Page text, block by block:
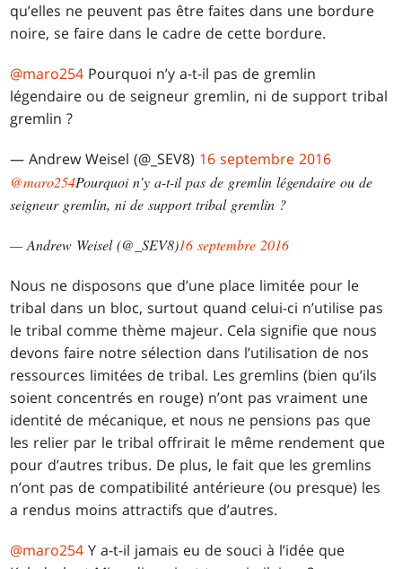
qu’elles ne peuvent pas être faites dans une bordure
noire, se faire dans le cadre de cette bordure.
@maro254 Pourquoi n’y a-t-il pas de gremlin
légendaire ou de seigneur gremlin, ni de support tribal
gremlin ?
— Andrew Weisel (@_SEV8) 16 septembre 2016
@maro254Pourquoi n’y a-t-il pas de gremlin légendaire ou de
seigneur gremlin, ni de support tribal gremlin ?
— Andrew Weisel (@_SEV8)16 septembre 2016
Nous ne disposons que d’une place limitée pour le
tribal dans un bloc, surtout quand celui-ci n’utilise pas
le tribal comme thème majeur. Cela signifie que nous
devons faire notre sélection dans l’utilisation de nos
ressources limitées de tribal. Les gremlins (bien qu’ils
soient concentrés en rouge) n’ont pas vraiment une
identité de mécanique, et nous ne pensions pas que
les relier par le tribal offrirait le même rendement que
pour d’autres tribus. De plus, le fait que les gremlins
n’ont pas de compatibilité antérieure (ou presque) les
a rendus moins attractifs que d’autres.
@maro254 Y a-t-il jamais eu de souci à l’idée que